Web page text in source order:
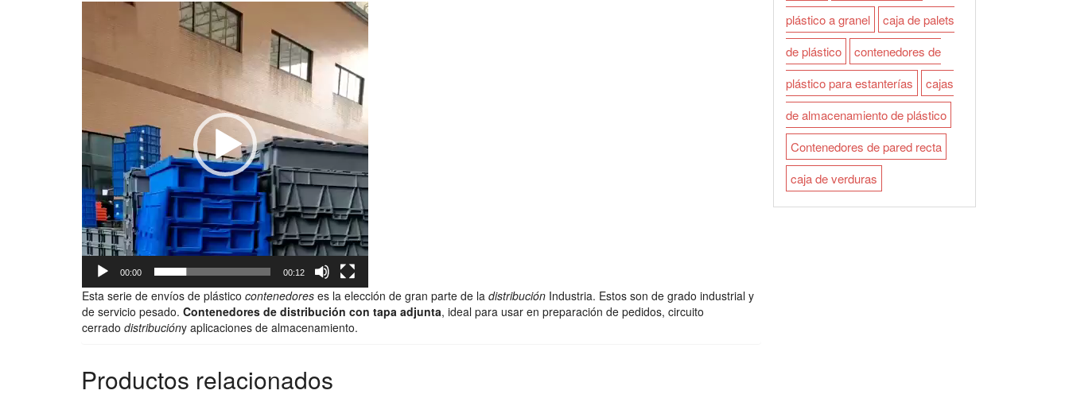
Reproductor
00:00 00:12
Esta serie de envíos de plástico contenedores es la elección de gran parte de la distribución Industria. Estos son de grado industrial y
de servicio pesado. Contenedores de distribución con tapa adjunta, ideal para usar en preparación de pedidos, circuito
cerrado distribucióny aplicaciones de almacenamiento.
Productos relacionados
plástico a granel
caja de palets
de plástico
contenedores de
plástico para estanterías
cajas
de almacenamiento de plástico
Contenedores de pared recta
caja de verduras